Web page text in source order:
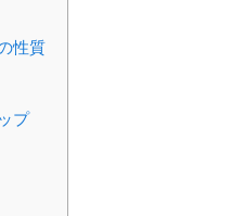
性質
プ